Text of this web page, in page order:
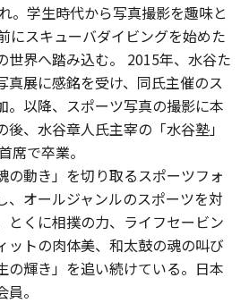
。学生時代から写真撮影を趣味と
にスキューバダイビングを始めた
世界へ踏み込む。 2015年、水谷た
真展に感銘を受け、同氏主催のス
。以降、スポーツ写真の撮影に本
、水谷章人氏主宰の「水谷塾」
席で卒業。
の動き」を切り取るスポーツフォ
、オールジャンルのスポーツを対
とくに相撲の力、ライフセービン
ットの肉体美、和太鼓の魂の叫び
の輝き」を追い続けている。日本
員。